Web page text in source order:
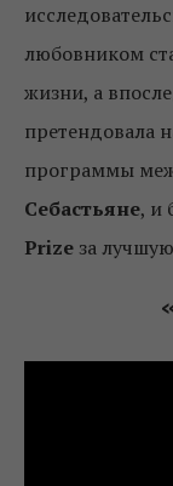
любовником
жизни, а
претендовала
программы
Себастьяне, и
Prize за